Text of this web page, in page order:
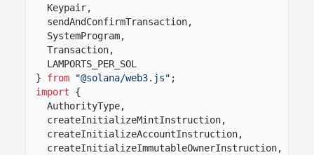
Keypair,
sendAndConfirmTransaction,
SystemProgram,
Transaction,
LAMPORTS_PER_SOL
}
from "@solana/web3.js" ;
import
{
AuthorityType,
createInitializeMintInstruction,
createInitializeAccountInstruction,
createInitializeImmutableOwnerInstruction,